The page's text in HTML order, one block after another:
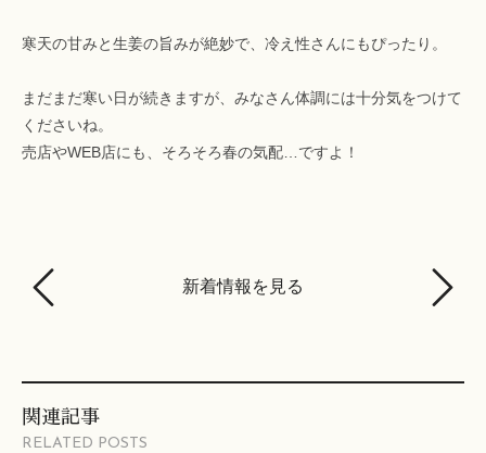
寒天の甘みと生姜の旨みが絶妙で、冷え性さんにもぴったり。
まだまだ寒い日が続きますが、みなさん体調には十分気をつけて
くださいね。
売店やWEB店にも、そろそろ春の気配…ですよ！
新着情報を見る
関連記事
RELATED POSTS